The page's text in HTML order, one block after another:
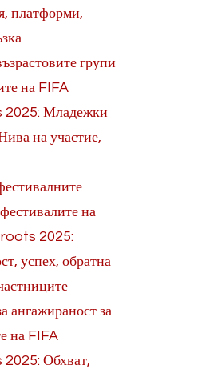
платформи,
групи
на FIFA
Младежки
на участие,
на
2025:
успех, обратна
ангажираност за
на FIFA
Обхват,